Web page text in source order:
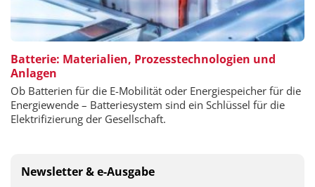
Batterie: Materialien, Prozesstechnologien und
Anlagen
Ob Batterien für die E-Mobilität oder Energiespeicher für die
Energiewende – Batteriesystem sind ein Schlüssel für die
Elektrifizierung der Gesellschaft.
Newsletter & e-Ausgabe